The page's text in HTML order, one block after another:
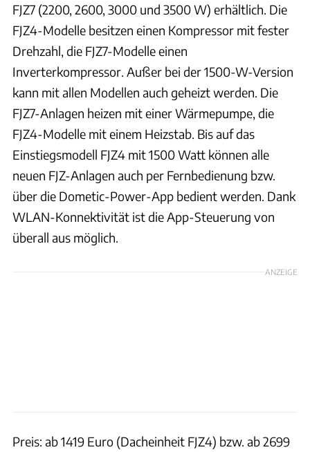
FJZ7 (2200, 2600, 3000 und 3500 W) erhältlich. Die
FJZ4-Modelle besitzen einen Kompressor mit fester
Drehzahl, die FJZ7-Modelle einen
Inverterkompressor. Außer bei der 1500-W-Version
kann mit allen Modellen auch geheizt werden. Die
FJZ7-Anlagen heizen mit einer Wärmepumpe, die
FJZ4-Modelle mit einem Heizstab. Bis auf das
Einstiegsmodell FJZ4 mit 1500 Watt können alle
neuen FJZ-Anlagen auch per Fernbedienung bzw.
über die Dometic-Power-App bedient werden. Dank
WLAN-Konnektivität ist die App-Steuerung von
überall aus möglich.
ANZEIGE
Preis: ab 1419 Euro (Dacheinheit FJZ4) bzw. ab 2699